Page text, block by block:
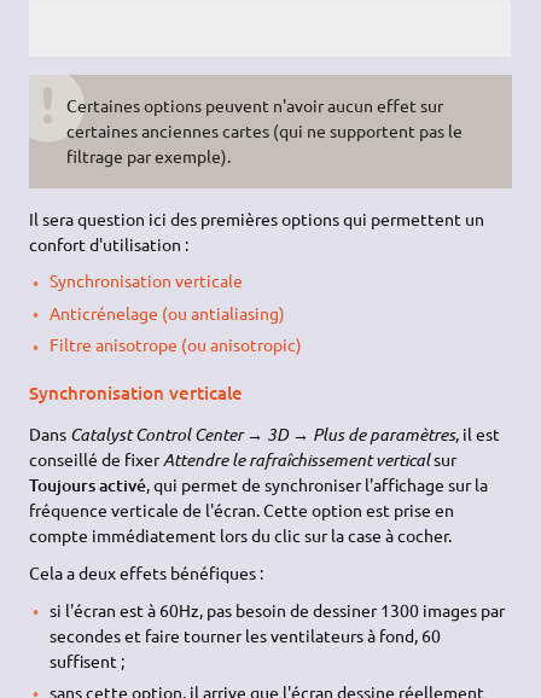
Certaines options peuvent n'avoir aucun effet sur
certaines anciennes cartes (qui ne supportent pas le
filtrage par exemple).
Il sera question ici des premières options qui permettent un
confort d'utilisation :
Synchronisation verticale
Anticrénelage (ou antialiasing)
Filtre anisotrope (ou anisotropic)
Synchronisation verticale
Dans Catalyst Control Center → 3D → Plus de paramètres, il est
conseillé de fixerAttendre le rafraîchissement verticalsur
Toujours activé, qui permet de synchroniser l'affichage sur la
fréquence verticale de l'écran. Cette option est prise en
compte immédiatement lors du clic sur la case à cocher.
Cela a deux effets bénéfiques :
si l'écran est à 60Hz, pas besoin de dessiner 1300 images par
secondes et faire tourner les ventilateurs à fond, 60
suffisent ;
sans cette option, il arrive que l'écran dessine réellement